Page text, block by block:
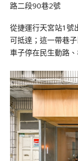
路二段90巷2號
從捷運行天宮站1號
可抵達；這一帶巷
車子停在民生動路